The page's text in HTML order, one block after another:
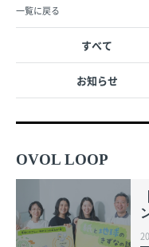
一覧に戻る
すべて
お知らせ
OVOL LOOP